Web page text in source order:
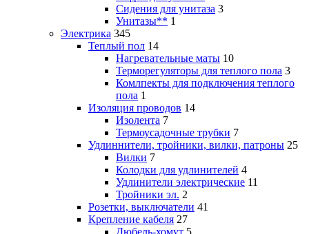
Сидения для унитаза 3
Унитазы** 1
Электрика 345
Теплый пол 14
Нагревательные маты 10
Терморегуляторы для теплого пола 3
Комлпекты для подключения теплого
пола 1
Изоляция проводов 14
Изолента 7
Термоусадочные трубки 7
Удлиннители, тройники, вилки, патроны 25
Вилки 7
Колодки для удлинителей 4
Удлинители электрические 11
Тройники эл. 2
Розетки, выключатели 41
Крепление кабеля 27
Дюбель-хомут 5